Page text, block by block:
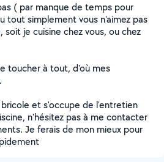
( par manque de temps pour
tout simplement vous n'aimez pas
soit je cuisine chez vous, ou chez
toucher à tout, d'où mes
et s'occupe de l'entretien
n'hésitez pas à me contacter
Je ferais de mon mieux pour